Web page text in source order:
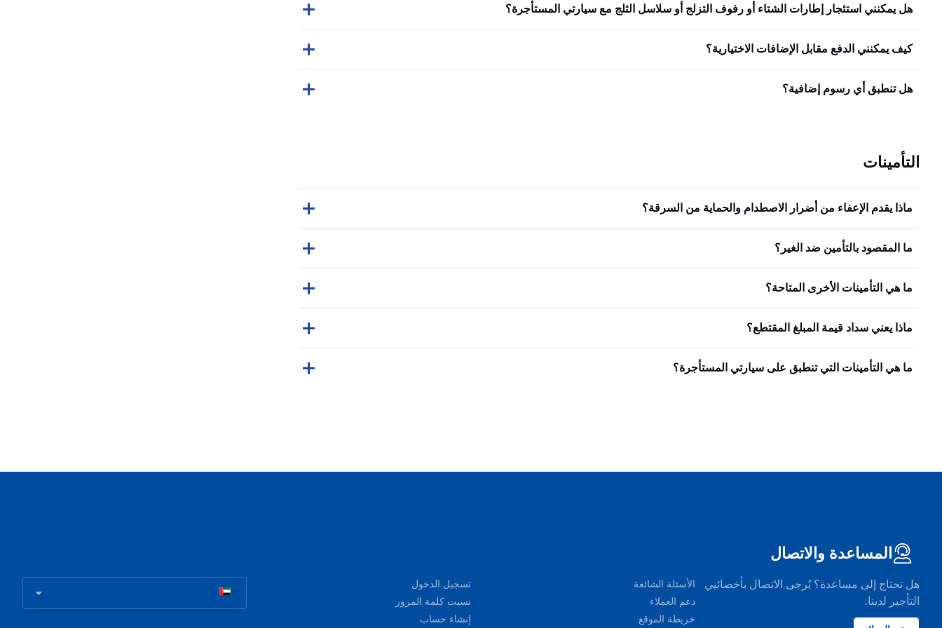
هل يمكنني استئجار إطارات الشتاء أو رفوف التزلج أو سلاسل الثلج مع سيارتي المستأجرة؟
كيف يمكنني الدفع مقابل الإضافات الاختيارية؟
هل تنطبق أي رسوم إضافية؟
التأمينات
ماذا يقدم الإعفاء من أضرار الاصطدام والحماية من السرقة؟
ما المقصود بالتأمين ضد الغير؟
ما هي التأمينات الأخرى المتاحة؟
ماذا يعني سداد قيمة المبلغ المقتطع؟
ما هي التأمينات التي تنطبق على سيارتي المستأجرة؟
المساعدة والاتصال
هل تحتاج إلى مساعدة؟ يُرجى الاتصال بأخصائيي
التأجير لدينا.
الأسئلة الشائعة
دعم العملاء
خريطة الموقع
تسجيل الدخول
نسيت كلمة المرور
إنشاء حساب